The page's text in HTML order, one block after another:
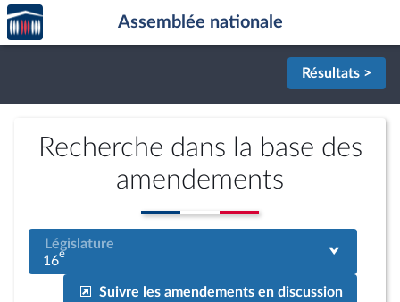
Aller au contenu
Aller en bas de la page
Accèder
à la
page
Assemblée nationale
Résultats >
Recherche dans la base des
amendements
Législature
16e
Suivre les amendements en discussion